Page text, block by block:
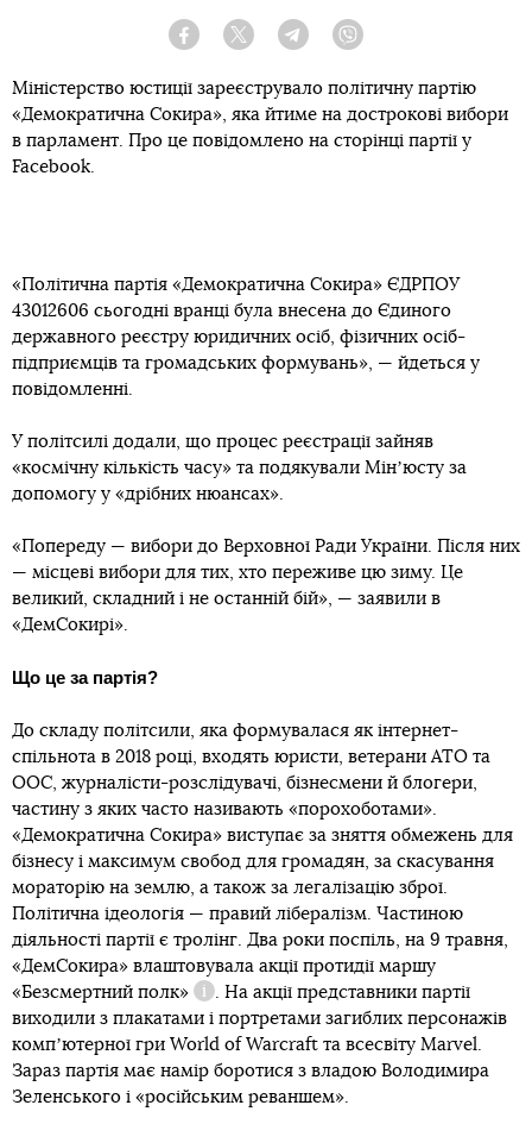
Facebook Twitter Telegram
Міністерство юстиції зареєструвало політичну партію
«Демократична Сокира», яка йтиме на дострокові вибори
в парламент. Про це повідомлено на сторінці партії у
Facebook.
«Політична партія «Демократична Сокира» ЄДРПОУ
43012606 сьогодні вранці була внесена до Єдиного
державного реєстру юридичних осіб, фізичних осіб-
підприємців та громадських формувань», — йдеться у
повідомленні.
У політсилі додали, що процес реєстрації зайняв
«космічну кількість часу» та подякували Мінʼюсту за
допомогу у «дрібних нюансах».
«Попереду — вибори до Верховної Ради України. Після них
— місцеві вибори для тих, хто переживе цю зиму. Це
великий, складний і не останній бій», — заявили в
«ДемСокирі».
Що це за партія?
До складу політсили, яка формувалася як інтернет-
спільнота в 2018 році, входять юристи, ветерани АТО та
ООС, журналісти-розслідувачі, бізнесмени й блогери,
частину з яких часто називають «порохоботами».
«Демократична Сокира» виступає за зняття обмежень для
бізнесу і максимум свобод для громадян, за скасування
мораторію на землю, а також за легалізацію зброї.
Політична ідеологія — правий лібералізм. Частиною
діяльності партії є тролінг. Два роки поспіль, на 9 травня,
«ДемСокира» влаштовувала акції протидії маршу
«Безсмертний полк»
Довідка
. На акції представники партії
виходили з плакатами і портретами загиблих персонажів
компʼютерної гри World of Warcraft та всесвіту Marvel.
Зараз партія має намір боротися з владою Володимира
Зеленського і «російським реваншем».